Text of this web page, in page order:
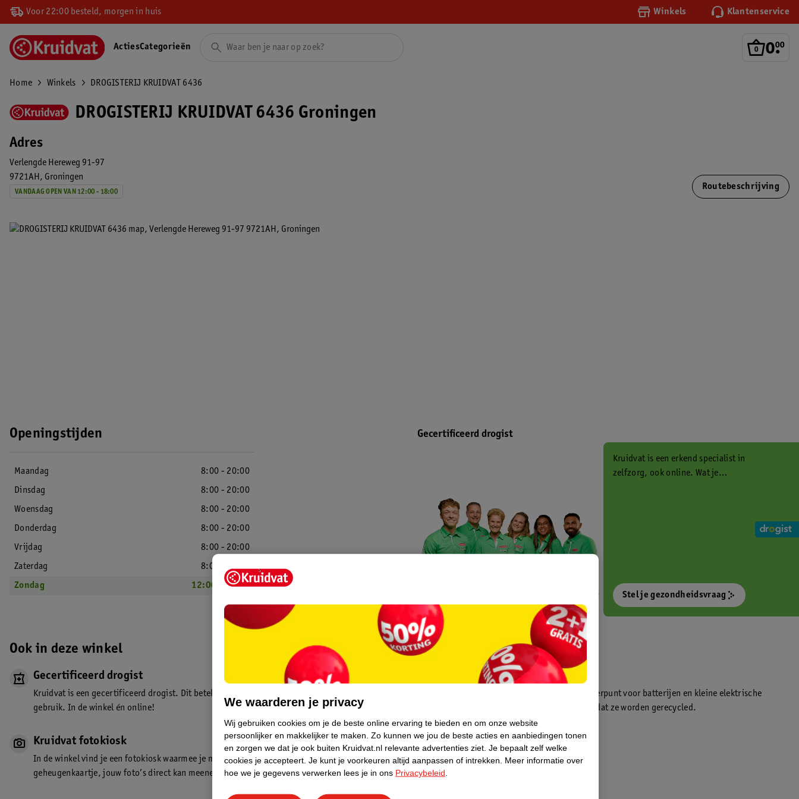
Voor 22:00 besteld, morgen in huis Winkels Klantenservice
0.
00
ActiesCategorieën
Home Winkels DROGISTERIJ KRUIDVAT 6436
DROGISTERIJ KRUIDVAT 6436 Groningen
Adres
Verlengde Hereweg 91-97
9721AH
Groningen
VANDAAG OPEN VAN 12:00 - 18:00
Routebeschrijving
Openingstijden
Maandag
8:00 - 20:00
Dinsdag
8:00 - 20:00
Woensdag
8:00 - 20:00
Donderdag
8:00 - 20:00
Vrijdag
8:00 - 20:00
Zaterdag
8:00 - 20:00
Zondag
12:00 - 18:00
Gecertificeerd drogist
Kruidvat is een erkend specialist in
zelfzorg, ook online. Wat je
Stel je gezondheidsvraag
Ook in deze winkel
Gecertificeerd drogist
Kruidvat is een gecertificeerd drogist. Dit betekent dat je deskundig advies krijgt over medicijn
gebruik. In de winkel én online!
Kruidvat fotokiosk
In de winkel vind je een fotokiosk waarmee je met je telefoon, contactloos of met een
geheugenkaartje, jouw foto’s direct kan meenemen. Super makkelijk en direct klaar.
WeCycle inleverpunt
In deze Kruidvat vind je een WeCycle inleverpunt voor batterijen en kleine elektrische
apparaten. Deze kan je gratis inleveren zodat ze worden gerecycled.
We waarderen je privacy
Wij gebruiken cookies om je de beste online ervaring te bieden en om onze website
persoonlijker en makkelijker te maken. Zo kunnen we jou de beste acties en aanbiedingen tonen
en zorgen we dat je ook buiten Kruidvat.nl relevante advertenties ziet. Je bepaalt zelf welke
cookies je accepteert. Je kunt je voorkeuren altijd aanpassen of intrekken.
Meer informatie over
hoe we je gegevens verwerken lees je in ons Privacybeleid